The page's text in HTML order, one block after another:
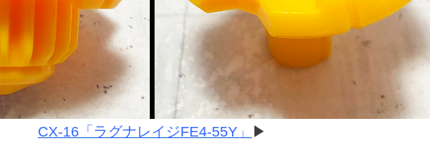
CX-16「ラグナレイジFE4-55Y」 ▶